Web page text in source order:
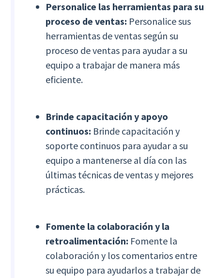
Personalice las herramientas para su
proceso de ventas: Personalice sus
herramientas de ventas según su
proceso de ventas para ayudar a su
equipo a trabajar de manera más
eficiente.
Brinde capacitación y apoyo
continuos: Brinde capacitación y
soporte continuos para ayudar a su
equipo a mantenerse al día con las
últimas técnicas de ventas y mejores
prácticas.
Fomente la colaboración y la
retroalimentación: Fomente la
colaboración y los comentarios entre
su equipo para ayudarlos a trabajar de